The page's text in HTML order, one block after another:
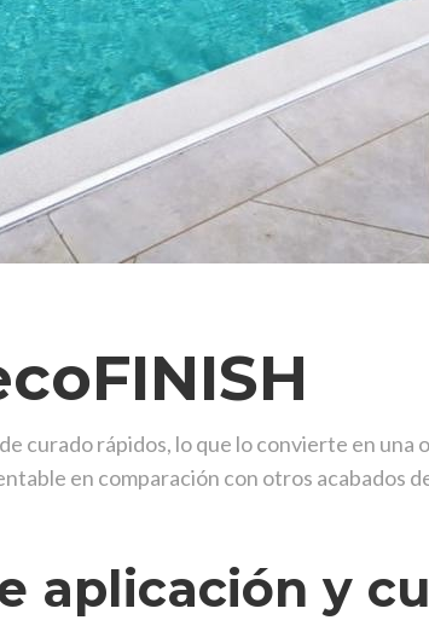
curado rápidos, lo que lo convierte en
en comparación con otros acabados
aplicación y